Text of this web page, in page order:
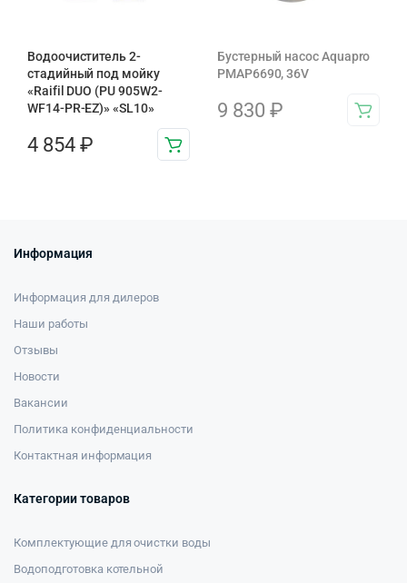
Водоочиститель 2-
стадийный под мойку
«Raifil DUO (PU 905W2-
WF14-PR-EZ)» «SL10»
4 854 ₽
Бустерный насос Aquapro
PMAP6690, 36V
9 830 ₽
Информация
Информация для дилеров
Наши работы
Отзывы
Новости
Вакансии
Политика конфиденциальности
Контактная информация
Категории товаров
Комплектующие для очистки воды
Водоподготовка котельной